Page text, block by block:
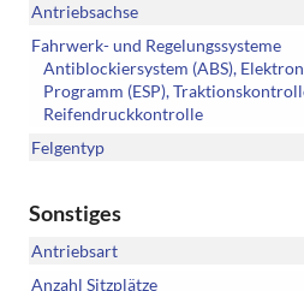
Antriebsachse
Fahrwerk- und Regelungssysteme
Antiblockiersystem (ABS),
Programm (ESP),
Reifendruckkontrolle
Felgentyp
Sonstiges
Antriebsart
Anzahl Sitzplätze